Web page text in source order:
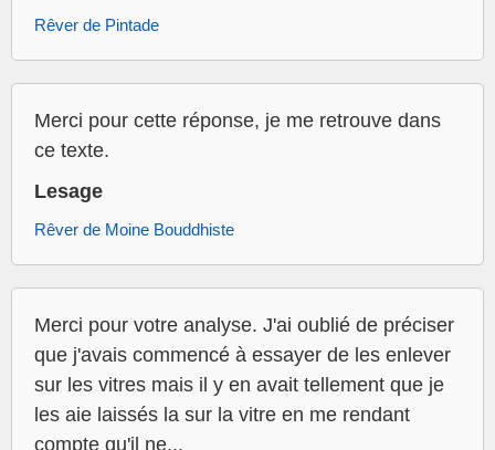
Rêver de Pintade
Merci pour cette réponse, je me retrouve dans
ce texte.
Lesage
Rêver de Moine Bouddhiste
Merci pour votre analyse. J'ai oublié de préciser
que j'avais commencé à essayer de les enlever
sur les vitres mais il y en avait tellement que je
les aie laissés la sur la vitre en me rendant
compte qu'il ne...